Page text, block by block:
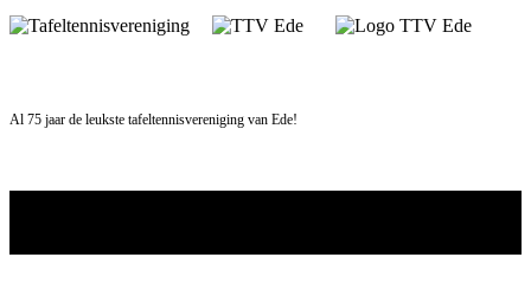
Skip
to
Al 75 jaar de leukste tafeltennisvereniging van Ede!